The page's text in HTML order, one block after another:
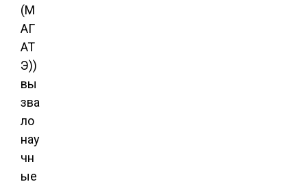
(М
АГ
АТ
Э))
вы
зва
ло
нау
чн
ые